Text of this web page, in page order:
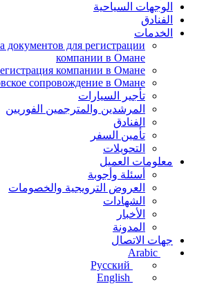
الوجهات السياحية
الفنادق
الخدمات
документов для регистрации
компании в Омане
компании в Омане
сопровождение в Омане
تأجير السيارات
المرشدين والمترجمين الفوريين
الفنادق
تأمين السفر
التحويلات
معلومات العميل
أسئلة وأجوبة
العروض الترويجية والخصومات
الشهادات
الأخبار
المدونة
جهات الاتصال
Arabic
Русский
English